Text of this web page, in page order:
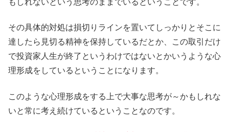
もしれないという思考のままでいるということです。
その具体的対処は損切りラインを置いてしっかりとそこに
達したら見切る精神を保持しているだとか、この取引だけ
で投資家人生が終了というわけではないとかいうような心
理形成をしているということになります。
このような心理形成をする上で大事な思考が～かもしれな
いと常に考え続けているということなのです。